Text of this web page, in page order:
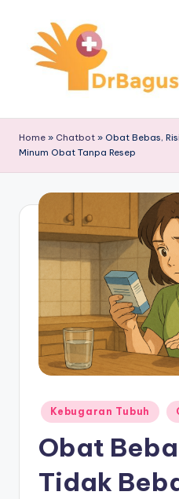
content
Home » Chatbot » Obat Bebas,
Minum Obat Tanpa Resep
Posted
in
Kebugaran Tubuh
Obat
Tidak